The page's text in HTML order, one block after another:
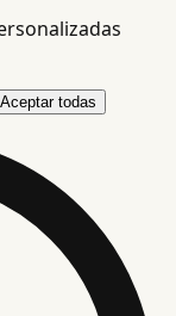
Aceptar todas